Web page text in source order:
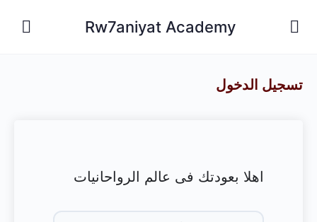
Rw7aniyat Academy
تسجيل الدخول
اهلا بعودتك فى عالم الرواحانيات